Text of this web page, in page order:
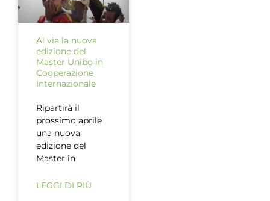
Al via la nuova
edizione del
Master Unibo in
Cooperazione
Internazionale
Ripartirà il
prossimo aprile
una nuova
edizione del
Master in
LEGGI DI PIÙ